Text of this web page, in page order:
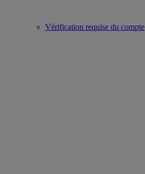
Vérification requise du compte